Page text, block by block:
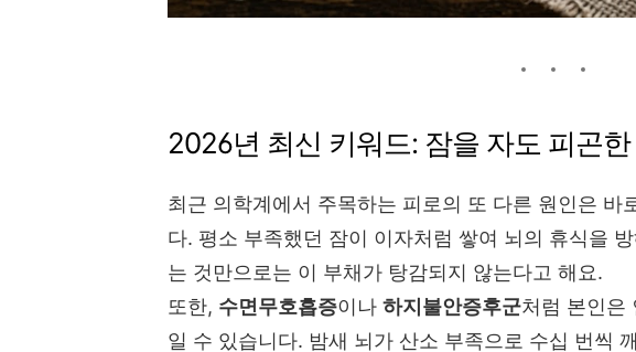
2026년 최신 키워드: 잠을 자도 피곤
최근 의학계에서 주목하는 피로의 또 다른 원인은
다. 평소 부족했던 잠이 이자처럼 쌓여 뇌의 휴식을
는 것만으로는 이 부채가 탕감되지 않는다고 해요.
또한, 수면무호흡증이나 하지불안증후군처럼 본인은
일 수 있습니다. 밤새 뇌가 산소 부족으로 수십 번씩